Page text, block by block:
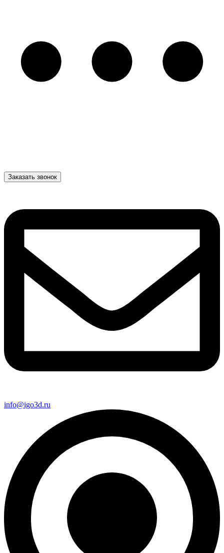
Заказать звонок
info@igo3d.ru